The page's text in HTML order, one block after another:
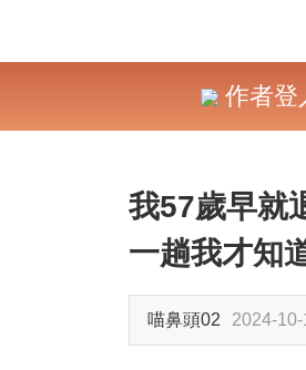
作者登
我57歲早就
一趟我才知
喵鼻頭02 2024-10-